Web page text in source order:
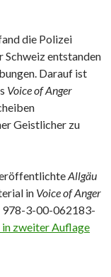
die Polizei
Schweiz entstanden
Darauf ist
Voice of Anger
Geistlicher zu
Allgäu
in Voice of Anger
978-3-00-062183-
zweiter Auflage